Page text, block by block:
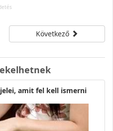
Következő
amit fel kell ismerni